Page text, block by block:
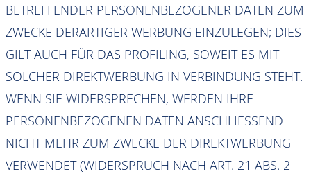
BETREFFENDER PERSONENBEZOGENER DATEN ZUM
ZWECKE DERARTIGER WERBUNG EINZULEGEN; DIES
GILT AUCH FÜR DAS PROFILING, SOWEIT ES MIT
SOLCHER DIREKTWERBUNG IN VERBINDUNG STEHT.
WENN SIE WIDERSPRECHEN, WERDEN IHRE
PERSONENBEZOGENEN DATEN ANSCHLIESSEND
NICHT MEHR ZUM ZWECKE DER DIREKTWERBUNG
VERWENDET (WIDERSPRUCH NACH ART. 21 ABS. 2